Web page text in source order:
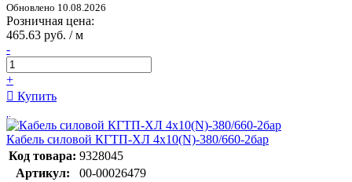
Обновлено 10.08.2026
Розничная цена:
465.63 руб. / м
-
+
Купить
Кабель силовой КГТП-ХЛ 4х10(N)-380/660-2бар
Код товара: 9328045
Артикул:
00-00026479